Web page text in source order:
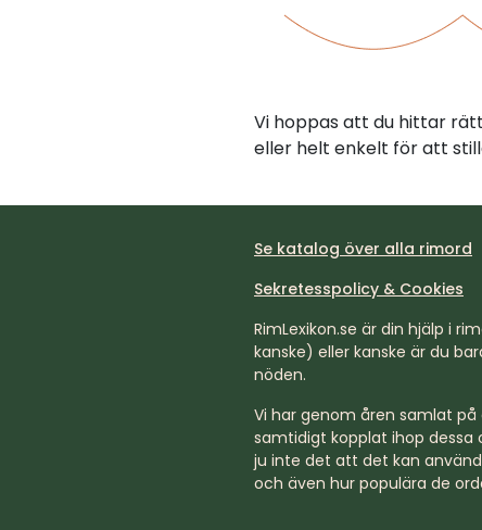
Vi hoppas att du hittar
eller helt enkelt för att
Se katalog över alla rimord
Sekretesspolicy & Cookies
RimLexikon.se är din hjälp i
kanske) eller kanske är du
nöden.
Vi har genom åren samlat
samtidigt kopplat ihop
ju inte det att det kan
och även hur populära de